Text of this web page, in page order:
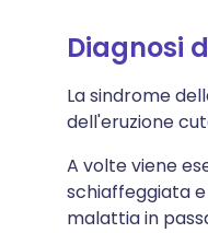
Diagnosi
La sindrome
dell'eruzione
A volte viene
schiaffeggiata
malattia in